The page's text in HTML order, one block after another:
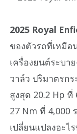
2025 Royal
ของตัวรถที่เหมื
เครื่องยนต์ระบา
วาล์ว ปริมาตรก
สูงสุด 20.2 Hp
27 Nm ที่ 4,000
เปลี่ยนแปลงอะไ